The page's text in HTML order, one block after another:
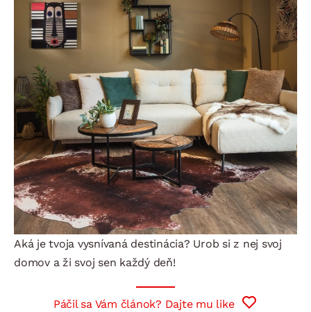
Aká je tvoja vysnívaná destinácia? Urob si z nej svoj
domov a ži svoj sen každý deň!
Páčil sa Vám článok? Dajte mu like